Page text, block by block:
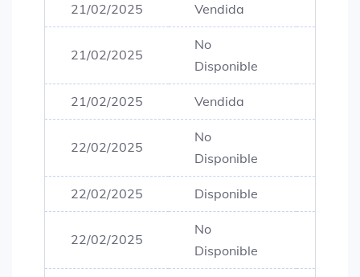
21/02/2025 Vendida
21/02/2025
No
Disponible
21/02/2025 Vendida
22/02/2025
No
Disponible
22/02/2025 Disponible
22/02/2025
No
Disponible